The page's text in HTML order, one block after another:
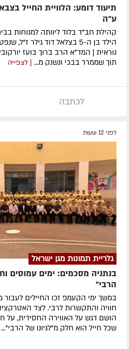
תיעוד דומע: הלוויית החייל
ע"ה
קהילת חב"ד בלוד ליוותה למנוחות
הילד בן ה-5 בצלאל דוד גילר
נוראית | המד"א הרב ברוך בועז
תוך שממרר בבכי ונשנק מ... | לצפייה
לכתבה
לפני 12 שעות
גלריית תמונות מגן ישראל
בנתניה מסכמים: ימים עמוסים
הרבי"
במשך ימי הקעמפ זכו החיילים לעבור
חוויה והתקשרות לרבי. לצד
הושם דגש על האווירה החסידית, על
שכל חייל הוא חלק מ"לגיונו של הרבי"...